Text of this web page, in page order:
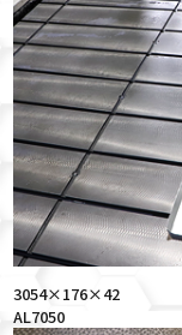
3054×176×42
AL7050